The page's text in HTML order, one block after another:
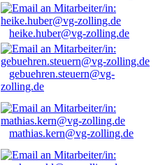
heike.huber@vg-zolling.de
gebuehren.steuern@vg-
zolling.de
mathias.kern@vg-zolling.de